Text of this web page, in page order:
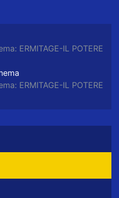
ERMITAGE-IL POTERE
ERMITAGE-IL POTERE